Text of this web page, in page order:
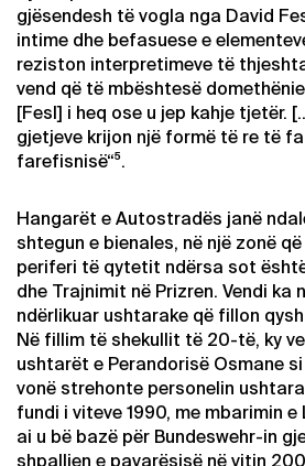
gjësendesh të vogla nga David
intime dhe befasuese e
reziston interpretimeve të
vend që të mbështesë
[Fesl] i heq ose u jep kahje tjetër.
gjetjeve krijon një formë të re të
farefisnisë“⁵.
Hangarët e Autostradës janë
shtegun e bienales, në një zonë
periferi të qytetit ndërsa sot
dhe Trajnimit në Prizren. Vendi ka
ndërlikuar ushtarake që fillon
Në fillim të shekullit të 20-të, ky
ushtarët e Perandorisë Osmane
vonë strehonte personelin
fundi i viteve 1990, me mbarimin
ai u bë bazë për Bundeswehr-in
shpalljen e pavarësisë në vitin